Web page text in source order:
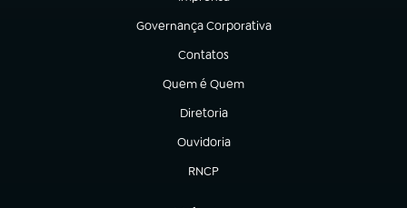
Governança Corporativa
(abre em nova aba)
Contatos
(abre em nova aba)
Quem é Quem
(abre em nova aba)
Diretoria
(abre em nova aba)
Ouvidoria
(abre em nova aba)
RNCP
(abre em nova aba)